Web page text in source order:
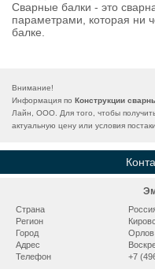
Сварные балки - это
параметрами, которая ни
балке.
Внимание!
Информация по Конструкции
Лайн, OOO. Для того, чтобы
актуальную цену или условия
Страна
Регион
Город
Орлов
Адрес
Телефон
+7